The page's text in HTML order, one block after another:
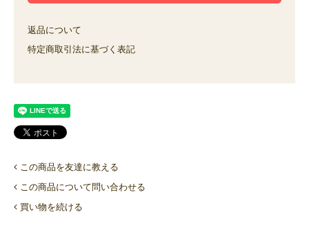
返品について
特定商取引法に基づく表記
この商品を友達に教える
この商品について問い合わせる
買い物を続ける